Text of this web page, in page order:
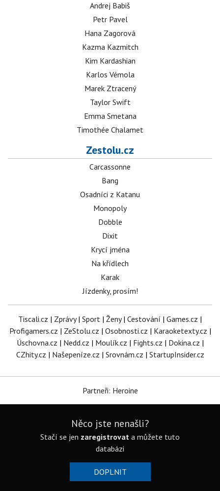
Andrej Babiš
Petr Pavel
Hana Zagorová
Kazma Kazmitch
Kim Kardashian
Karlos Vémola
Marek Ztracený
Taylor Swift
Emma Smetana
Timothée Chalamet
Zestolu.cz
Carcassonne
Bang
Osadníci z Katanu
Monopoly
Dobble
Dixit
Krycí jména
Na křídlech
Karak
Jízdenky, prosím!
Tiscali.cz | Zprávy| Sport | Ženy| Cestování | Games.cz |
Profigamers.cz | ZeStolu.cz | Osobnosti.cz | Karaoketexty.cz |
Úschovna.cz | Nedd.cz | Moulík.cz | Fights.cz | Dokina.cz |
CZhity.cz | Našepeníze.cz | Srovnám.cz | StartupInsider.cz
Partneři: Heroine
Něco jste nenašli?
Stačí se jen zaregistrovat a můžete tuto
databázi
DOPLNIT